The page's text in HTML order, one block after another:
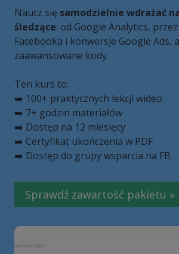
Naucz się samodzielnie wdrażać
śledzące: od Google Analytics,
Facebooka i konwersje Google Ads,
zaawansowane kody.
Ten kurs to:
➡️ 100+ praktycznych lekcji wideo
➡️ 7+ godzin materiałów
➡️ Dostęp na 12 miesięcy
➡️ Certyfikat ukończenia w PDF
➡️ Dostęp do grupy wsparcia na FB
Sprawdź zawartość pakietu »